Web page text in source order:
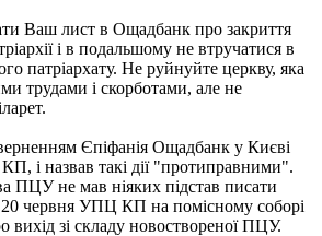
Ваш лист в Ощадбанк про закриття
і в подальшому не втручатися в
патріархату. Не руйнуйте церкву, яка
трудами і скорботами, але не
Єпіфанія Ощадбанк у Києві
і назвав такі дії "протиправними".
ПЦУ не мав ніяких підстав писати
20 червня УПЦ КП на помісному соборі
вихід зі складу новоствореної ПЦУ.